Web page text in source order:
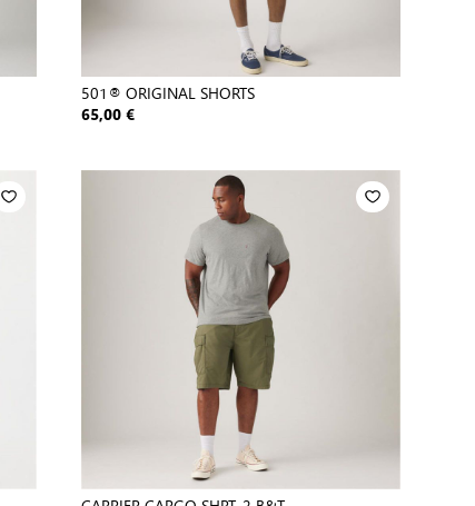
501® ORIGINAL SHORTS
65,00 €